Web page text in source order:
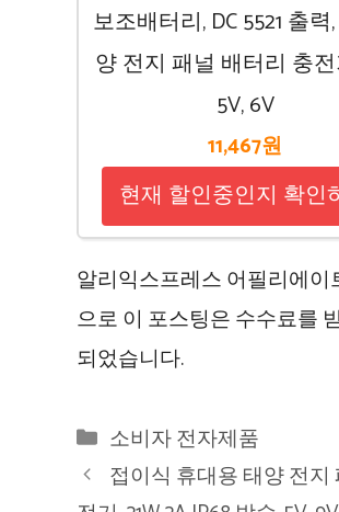
보조배터리, DC 5521 출력
양 전지 패널 배터리 충전
5V, 6V
11,467원
현재 할인중인지 확인
알리익스프레스 어필리에이
으로 이 포스팅은 수수료를
되었습니다.
카
테
고
소비자 전자제품
접이식 휴대용 태양 전지